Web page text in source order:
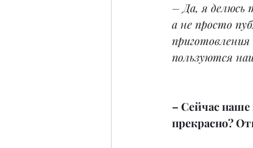
– Да, я делюсь
а не просто
пользуются
– Сейчас наше
прекрасно?